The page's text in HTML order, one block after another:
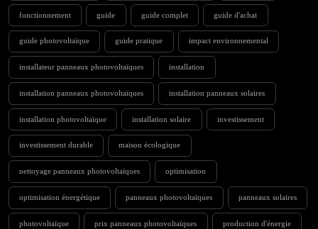
fonctionnement guide guide complet guide d'achat
guide photovoltaïque guide pratique impact environnemental
installateur panneaux photovoltaïques installation
installation panneaux photovoltaïques installation panneaux solaires
installation photovoltaïque installation solaire investissement
investissement durable maison écologique
nettoyage panneaux photovoltaïques optimisation
optimisation énergétique panneaux photovoltaïques panneaux solaires
photovoltaïque prix panneaux photovoltaïques production d'énergie